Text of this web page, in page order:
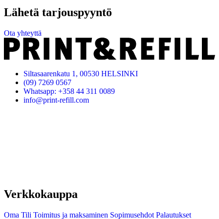
Lähetä tarjouspyyntö
Ota yhteyttä
Siltasaarenkatu 1, 00530 HELSINKI
(09) 7269 0567
Whatsapp: +358 44 311 0089
info@print-refill.com
Verkkokauppa
Oma Tili Toimitus ja maksaminen Sopimusehdot Palautukset